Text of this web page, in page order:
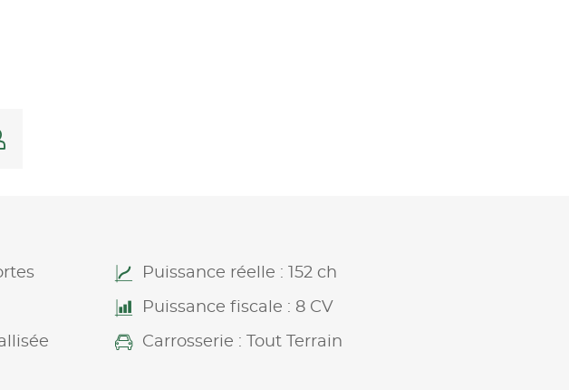
Puissance réelle : 152 ch
Puissance fiscale : 8 CV
Carrosserie : Tout Terrain